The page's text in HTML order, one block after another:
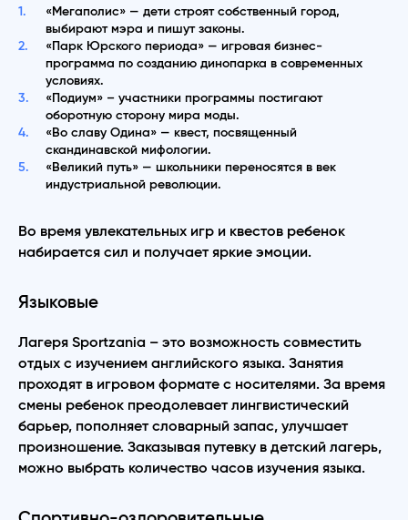
«Мегаполис» — дети строят собственный город,
выбирают мэра и пишут законы.
«Парк Юрского периода» — игровая бизнес-
программа по созданию динопарка в современных
условиях.
«Подиум» – участники программы постигают
оборотную сторону мира моды.
«Во славу Одина» — квест, посвященный
скандинавской мифологии.
«Великий путь» — школьники переносятся в век
индустриальной революции.
Во время увлекательных игр и квестов ребенок
набирается сил и получает яркие эмоции.
Языковые
Лагеря Sportzania – это возможность совместить
отдых с изучением английского языка. Занятия
проходят в игровом формате с носителями. За время
смены ребенок преодолевает лингвистический
барьер, пополняет словарный запас, улучшает
произношение. Заказывая путевку в детский лагерь,
можно выбрать количество часов изучения языка.